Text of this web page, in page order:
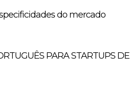
do mercado
PARA STARTUPS DE